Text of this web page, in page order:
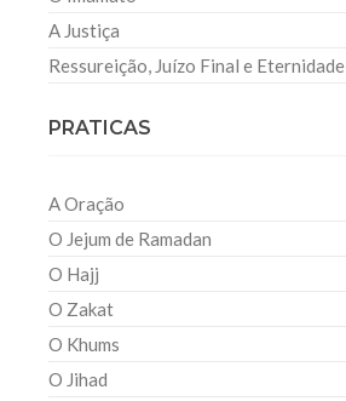
A Justiça
Ressureição, Juízo Final e Eternidade
PRATICAS
A Oração
O Jejum de Ramadan
O Hajj
O Zakat
O Khums
O Jihad